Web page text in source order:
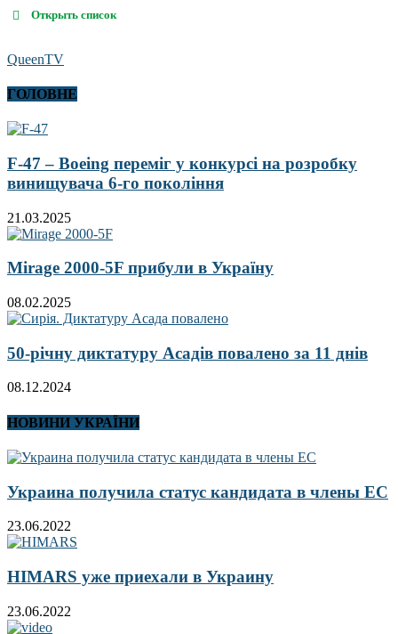
Открыть список
QueenTV
ГОЛОВНЕ
F-47 – Boeing переміг у конкурсі на розробку
винищувача 6-го покоління
21.03.2025
Mirage 2000-5F прибули в Україну
08.02.2025
50-річну диктатуру Асадів повалено за 11 днів
08.12.2024
НОВИНИ УКРАЇНИ
Украина получила статус кандидата в члены ЕС
23.06.2022
HIMARS уже приехали в Украину
23.06.2022